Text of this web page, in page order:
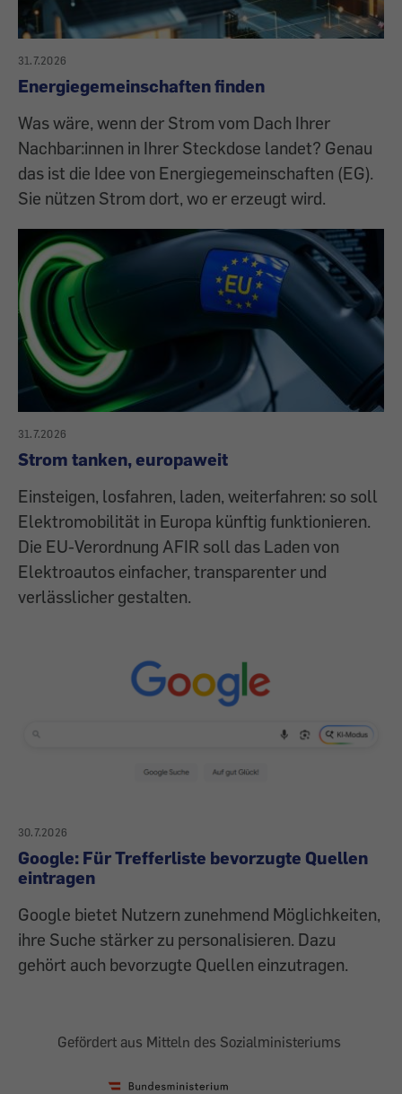
31.7.2026
Energiegemeinschaften finden
Was wäre, wenn der Strom vom Dach Ihrer
Nachbar:innen in Ihrer Steckdose landet? Genau
das ist die Idee von Energiegemeinschaften (EG).
Sie nützen Strom dort, wo er erzeugt wird.
31.7.2026
Strom tanken, europaweit
Einsteigen, losfahren, laden, weiterfahren: so soll
Elektromobilität in Europa künftig funktionieren.
Die EU-Verordnung AFIR soll das Laden von
Elektroautos einfacher, transparenter und
verlässlicher gestalten.
30.7.2026
Google: Für Trefferliste bevorzugte Quellen
eintragen
Google bietet Nutzern zunehmend Möglichkeiten,
ihre Suche stärker zu personalisieren. Dazu
gehört auch bevorzugte Quellen einzutragen.
Gefördert aus Mitteln des Sozialministeriums